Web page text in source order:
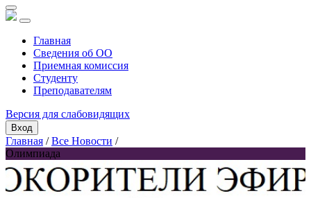
Главная
Сведения об ОО
Приемная комиссия
Студенту
Преподавателям
Версия для слабовидящих
Вход
Главная /Все Новости /
Олимпиада